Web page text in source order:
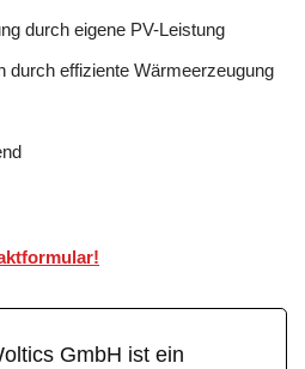
durch eigene PV-Leistung
durch effiziente Wärmeerzeugung
GmbH ist ein